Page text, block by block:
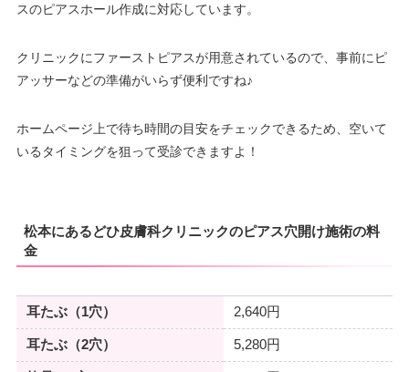
スのピアスホール作成に対応しています。
クリニックにファーストピアスが用意されているので、事前にピ
アッサーなどの準備がいらず便利ですね♪
ホームページ上で待ち時間の目安をチェックできるため、空いて
いるタイミングを狙って受診できますよ！
松本にあるどひ皮膚科クリニックのピアス穴開け施術の料
金
耳たぶ（1穴） 2,640円
耳たぶ（2穴） 5,280円